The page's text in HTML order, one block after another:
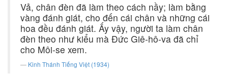
Vả, chân đèn đã làm theo cách nầy; làm bằng
vàng đánh giát, cho đến cái chân và những cái
hoa đều đánh giát. Ấy vậy, người ta làm chân
đèn theo như kiểu mà Ðức Giê-hô-va đã chỉ
cho Môi-se xem.
Kinh Thánh Tiếng Việt (1934)